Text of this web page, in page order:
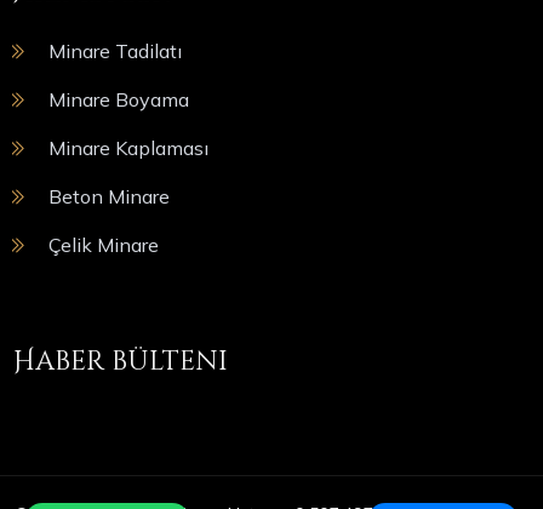
Minare Tadilatı
Minare Boyama
Minare Kaplaması
Beton Minare
Çelik Minare
Haber bülteni